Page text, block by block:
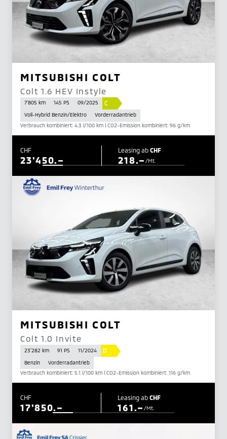
MITSUBISHI COLT
Colt 1.6 HEV Instyle
7'805 km 145 PS 09/2025 C
Voll-Hybrid Benzin/Elektro
Vorderradantrieb
Verbrauch kombiniert: 4.3 l/100 km | CO2-Emission kombiniert: 96 g/km
CHF
23'450.–
Leasing abCHF
218.–/Mt.
MITSUBISHI COLT
Colt 1.0 Invite
23'282 km 91 PS 11/2024 D
Benzin
Vorderradantrieb
Verbrauch kombiniert: 5.1 l/100 km | CO2-Emission kombiniert: 116 g/km
CHF
17'850.–
Leasing abCHF
161.–/Mt.